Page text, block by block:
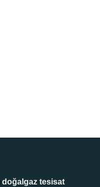
doğalgaz tesisat